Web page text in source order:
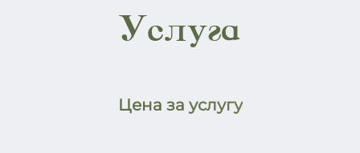
Услуга
Цена за услугу